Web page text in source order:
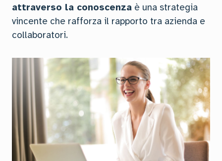
attraverso la conoscenza è una strategia
vincente che rafforza il rapporto tra azienda e
collaboratori.